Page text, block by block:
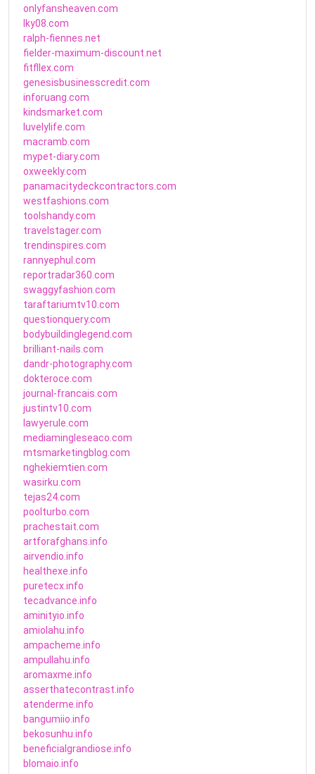
onlyfansheaven.com
lky08.com
ralph-fiennes.net
fielder-maximum-discount.net
fitfllex.com
genesisbusinesscredit.com
inforuang.com
kindsmarket.com
luvelylife.com
macramb.com
mypet-diary.com
oxweekly.com
panamacitydeckcontractors.com
westfashions.com
toolshandy.com
travelstager.com
trendinspires.com
rannyephul.com
reportradar360.com
swaggyfashion.com
taraftariumtv10.com
questionquery.com
bodybuildinglegend.com
brilliant-nails.com
dandr-photography.com
dokteroce.com
journal-francais.com
justintv10.com
lawyerule.com
mediamingleseaco.com
mtsmarketingblog.com
nghekiemtien.com
wasirku.com
tejas24.com
poolturbo.com
prachestait.com
artforafghans.info
airvendio.info
healthexe.info
puretecx.info
tecadvance.info
aminityio.info
amiolahu.info
ampacheme.info
ampullahu.info
aromaxme.info
asserthatecontrast.info
atenderme.info
bangumiio.info
bekosunhu.info
beneficialgrandiose.info
blomaio.info